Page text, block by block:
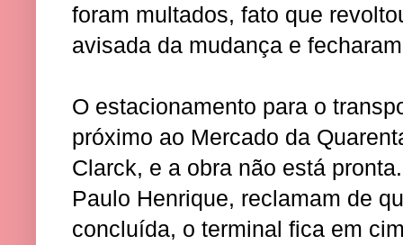
foram multados, fato que
avisada da mudança e
O estacionamento para o
próximo ao Mercado da
Clarck, e a obra não está
Paulo Henrique, reclamam de
concluída, o terminal fica em